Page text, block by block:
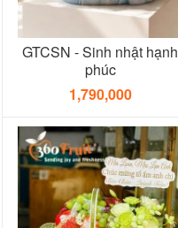
GTCSN - Sinh nhật hạnh
phúc
1,790,000